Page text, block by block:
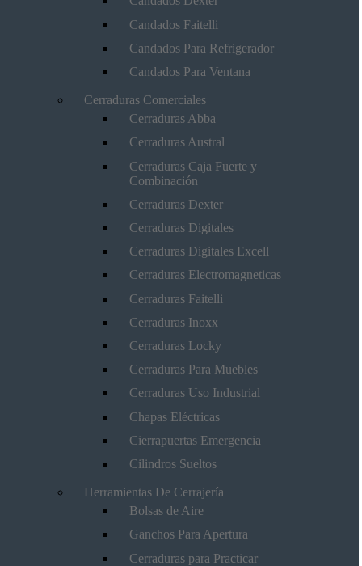
Candados Faitelli
Candados Para Refrigerador
Candados Para Ventana
Cerraduras Comerciales
Cerraduras Abba
Cerraduras Austral
Cerraduras Caja Fuerte y
Combinación
Cerraduras Dexter
Cerraduras Digitales
Cerraduras Digitales Excell
Cerraduras Electromagneticas
Cerraduras Faitelli
Cerraduras Inoxx
Cerraduras Locky
Cerraduras Para Muebles
Cerraduras Uso Industrial
Chapas Eléctricas
Cierrapuertas Emergencia
Cilindros Sueltos
Herramientas De Cerrajería
Bolsas de Aire
Ganchos Para Apertura
Cerraduras para Practicar